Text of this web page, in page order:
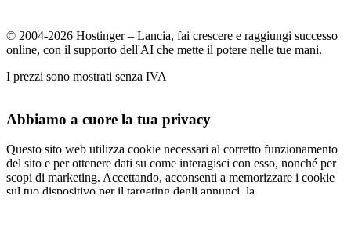
© 2004-2026 Hostinger – Lancia, fai crescere e raggiungi successo
online, con il supporto dell'AI che mette il potere nelle tue mani.
I prezzi sono mostrati senza IVA
Abbiamo a cuore la tua privacy
Questo sito web utilizza cookie necessari al corretto funzionamento
del sito e per ottenere dati su come interagisci con esso, nonché per
scopi di marketing. Accettando, acconsenti a memorizzare i cookie
sul tuo dispositivo per il targeting degli annunci, la